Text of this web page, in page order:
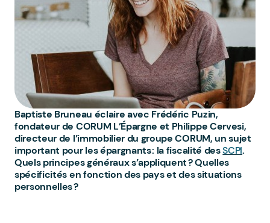
Baptiste Bruneau éclaire avec Frédéric Puzin,
fondateur de CORUM L’Épargne et Philippe Cervesi,
directeur de l’immobilier du groupe CORUM, un sujet
important pour les épargnants : la fiscalité desSCPI.
Quels principes généraux s’appliquent ? Quelles
spécificités en fonction des pays et des situations
personnelles ?